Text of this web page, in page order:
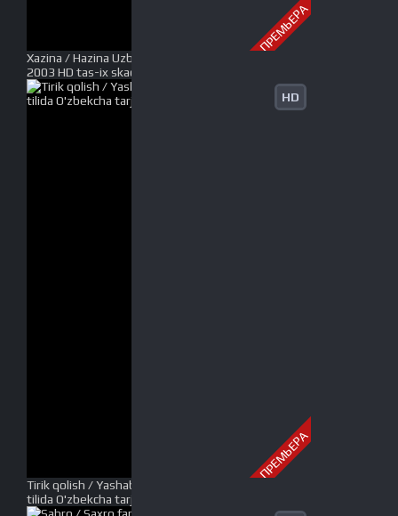
ПРЕМЬЕРА
Xazina / Hazina Uzbek tilida O'zbekcha tarjima kino
2003 HD tas-ix skachat
HD
ПРЕМЬЕРА
Tirik qolish / Yashab qolish azobi Premyera Uzbek
tilida O'zbekcha tarjima kino 1992 HD tas-ix skachat